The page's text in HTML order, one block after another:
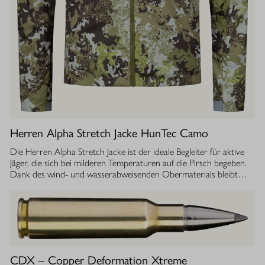
Herren Alpha Stretch Jacke HunTec Camo
Die Herren Alpha Stretch Jacke ist der ideale Begleiter für aktive
Jäger, die sich bei milderen Temperaturen auf die Pirsch begeben.
Dank des wind- und wasserabweisenden Obermaterials bleibt
leicht und dehnbar ist. Die geräuscharme Verarbeitung sorgt
dafür, dass Sie sich unbemerkt fortbewegen können. Die
luftdurchlässige Isolierung ermöglicht einen optimalen
Feuchtigkeitstransport, sodass Sie auch bei anstrengenden
Aktivitäten stets ein angenehmes Tragegefühl haben. Ob im
CDX – Copper Deformation Xtreme